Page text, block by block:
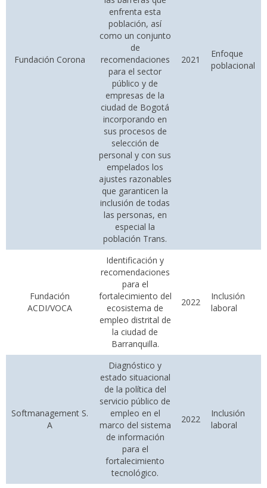
Fundación Corona
enfrenta esta
población, así
como un conjunto
de
recomendaciones
para el sector
público y de
empresas de la
ciudad de Bogotá
incorporando en
sus procesos de
selección de
personal y con sus
empelados los
ajustes razonables
que garanticen la
inclusión de todas
las personas, en
especial la
población Trans.
2021
Enfoque
poblacional
Fundación
ACDI/VOCA
Identificación y
recomendaciones
para el
fortalecimiento del
ecosistema de
empleo distrital de
la ciudad de
Barranquilla.
2022
Inclusión
laboral
Softmanagement S.
A
Diagnóstico y
estado situacional
de la política del
servicio público de
empleo en el
marco del sistema
de información
para el
fortalecimiento
tecnológico.
2022
Inclusión
laboral